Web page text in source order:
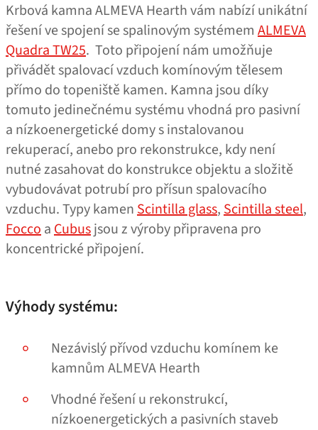
Krbová kamna ALMEVA Hearth vám nabízí unikátní
řešení ve spojení se spalinovým systémem ALMEVA
Quadra TW25. Toto připojení nám umožňuje
přivádět spalovací vzduch komínovým tělesem
přímo do topeniště kamen. Kamna jsou díky
tomuto jedinečnému systému vhodná pro pasivní
a nízkoenergetické domy s instalovanou
rekuperací, anebo pro rekonstrukce, kdy není
nutné zasahovat do konstrukce objektu a složitě
vybudovávat potrubí pro přísun spalovacího
vzduchu. Typy kamenScintilla glass,Scintilla steel,
FoccoaCubusjsou z výroby připravena pro
koncentrické připojení.
Výhody systému:
Nezávislý přívod vzduchu komínem ke
kamnům ALMEVA Hearth
Vhodné řešení u rekonstrukcí,
nízkoenergetických a pasivních staveb